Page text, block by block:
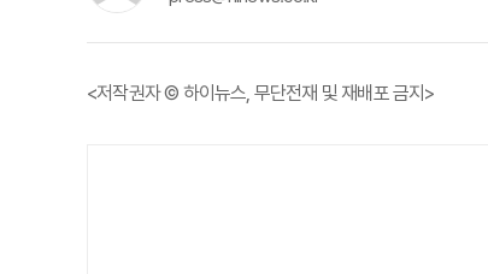
<저작권자 © 하이뉴스, 무단전재 및 재배포 금지>